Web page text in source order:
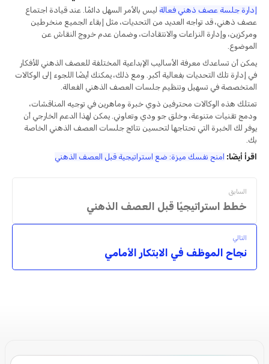
إدارة جلسة عصف ذهني فعالة ليس بالأمر السهل دائمًا. عند قيادة اجتماع
عصف ذهني، قد تواجه العديد من التحديات، مثل إبقاء الجميع منخرطين
ومركزين، وإدارة النزاعات والانتقادات، وضمان عدم خروج النقاش عن
الموضوع.
يمكن أن تساعدك معرفة الأساليب الإبداعية المختلفة للعصف الذهني للأفكار
في إدارة تلك التحديات بفعالية أكبر. ومع ذلك، يمكنك أيضًا اللجوء إلى الوكالات
المتخصصة في تسهيل وتنظيم جلسات العصف الذهني الفعالة.
تمتلك هذه الوكالات محترفين ذوي خبرة وماهرين في توجيه المناقشات،
ودمج تقنيات متنوعة، وخلق جو ودي وتعاوني. يمكن لهذا الدعم الخارجي أن
يوفر لك الخبرة التي تحتاجها لتحسين نتائج جلسات العصف الذهني الخاصة
بك.
اقرأ أيضًا: امنح نفسك ميزة: ضع استراتيجية قبل العصف الذهني
السابق
خطط استراتيجيًا قبل العصف الذهني
التالي
نجاح الموظف في الابتكار الأمامي